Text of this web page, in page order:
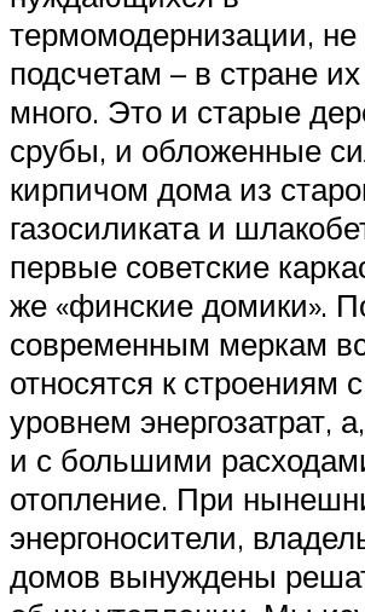
термомодернизации, не
подсчетам – в стране
много. Это и старые
срубы, и обложенные
кирпичом дома из
газосиликата и
первые советские
же «финские домики».
современным меркам
относятся к строениям
уровнем энергозатрат,
и с большими
отопление. При
энергоносители,
домов вынуждены